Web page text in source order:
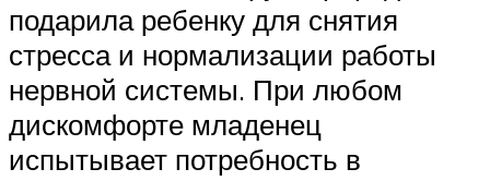
подарила ребенку для снятия
стресса и нормализации работы
нервной системы. При любом
дискомфорте младенец
испытывает потребность в